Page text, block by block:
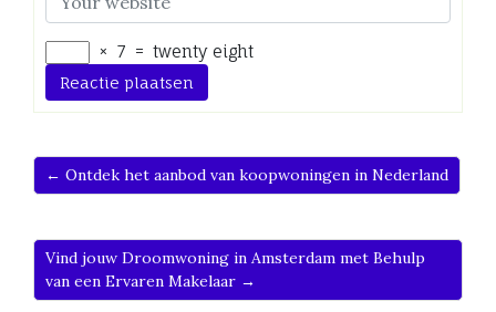
× 7 = twenty eight
← Ontdek het aanbod van koopwoningen in Nederland
Vind jouw Droomwoning in Amsterdam met Behulp
van een Ervaren Makelaar →